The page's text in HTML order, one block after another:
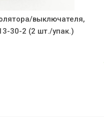
выключателя,
30-2 (2 шт./упак.)